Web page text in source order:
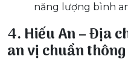
năng lượng bình
4. Hiếu An – Địa
an vị chuẩn thông